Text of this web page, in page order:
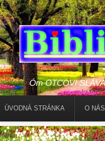
Óm OTCOVI
ÚVODNÁ STRÁNKA O NÁS